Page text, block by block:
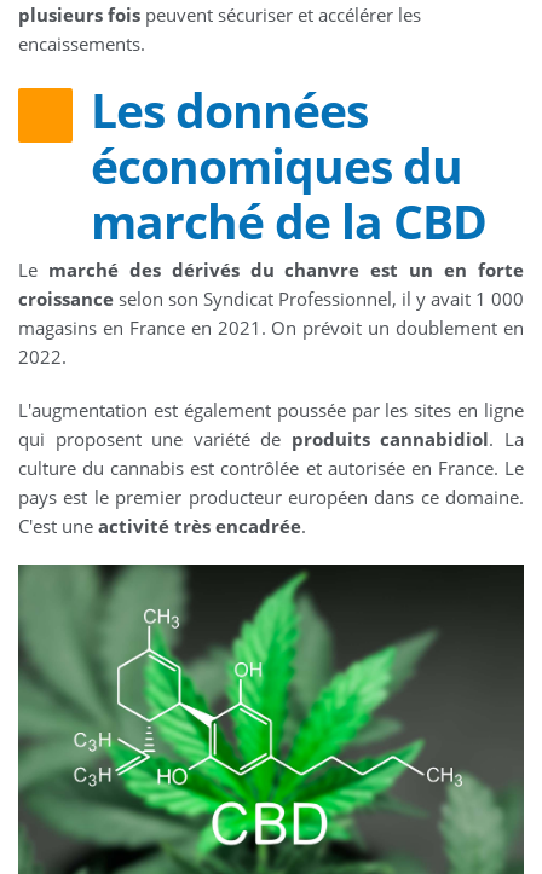
plusieurs fois peuvent sécuriser et accélérer les
encaissements.
Les données
économiques du
marché de la CBD
Le marché des dérivés du chanvre est un en forte
croissance selon son Syndicat Professionnel, il y avait 1 000
magasins en France en 2021. On prévoit un doublement en
2022.
L'augmentation est également poussée par les sites en ligne
qui proposent une variété de produits cannabidiol. La
culture du cannabis est contrôlée et autorisée en France. Le
pays est le premier producteur européen dans ce domaine.
C'est une activité très encadrée.